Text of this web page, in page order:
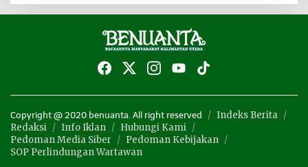
Copyright @ 2020 benuanta. All right reserved
Indeks Berita
Redaksi
Info Iklan
Hubungi Kami
Pedoman Media Siber
Pedoman Kebijakan
SOP Perlindungan Wartawan